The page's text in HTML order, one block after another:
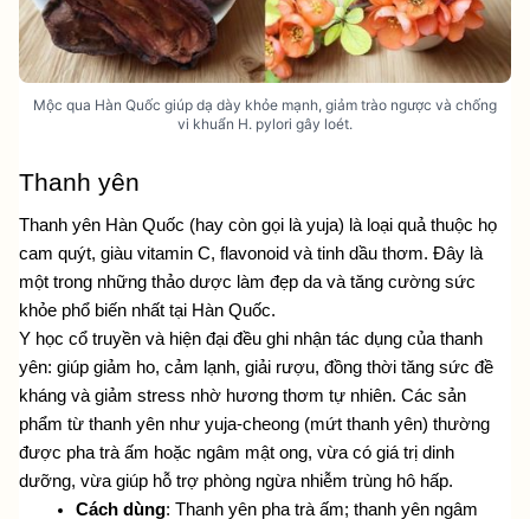
Mộc qua Hàn Quốc giúp dạ dày khỏe mạnh, giảm trào ngược và chống
vi khuẩn H. pylori gây loét.
Thanh yên
Thanh yên Hàn Quốc (hay còn gọi là yuja) là loại quả thuộc họ
cam quýt, giàu vitamin C, flavonoid và tinh dầu thơm. Đây là
một trong những thảo dược làm đẹp da và tăng cường sức
khỏe phổ biến nhất tại Hàn Quốc.
Y học cổ truyền và hiện đại đều ghi nhận tác dụng của thanh
yên: giúp giảm ho, cảm lạnh, giải rượu, đồng thời tăng sức đề
kháng và giảm stress nhờ hương thơm tự nhiên. Các sản
phẩm từ thanh yên như yuja-cheong (mứt thanh yên) thường
được pha trà ấm hoặc ngâm mật ong, vừa có giá trị dinh
dưỡng, vừa giúp hỗ trợ phòng ngừa nhiễm trùng hô hấp.
Cách dùng: Thanh yên pha trà ấm; thanh yên ngâm